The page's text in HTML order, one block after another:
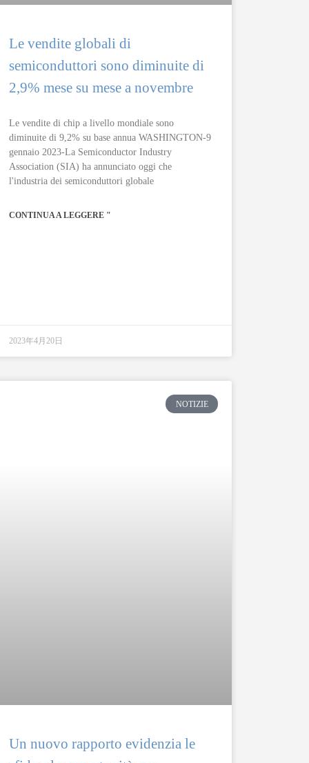
Le vendite globali di
semiconduttori sono diminuite di
2,9% mese su mese a novembre
Le vendite di chip a livello mondiale sono
diminuite di 9,2% su base annua WASHINGTON-9
gennaio 2023-La Semiconductor Industry
Association (SIA) ha annunciato oggi che
l'industria dei semiconduttori globale
CONTINUA A LEGGERE "
2023年4月20日
NOTIZIE
Un nuovo rapporto evidenzia le